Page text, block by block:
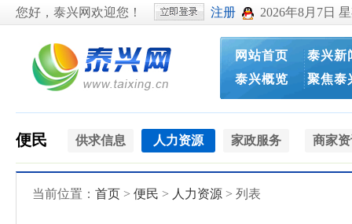
您好，泰兴网欢迎您！ 注册 2026年8月7日
网站首页
泰兴概览
泰兴新
聚焦泰
便民 供求信息 人力资源 家政服务 商家
当前位置： 首页 > 便民 > 人力资源 > 列表